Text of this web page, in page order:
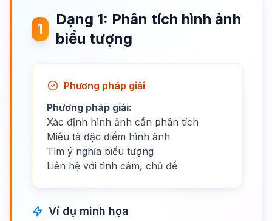
1
Dạng 1: Phân tích hình ảnh
biểu tượng
Phương pháp giải
Phương pháp giải:
Xác định hình ảnh cần phân tích
Miêu tả đặc điểm hình ảnh
Tìm ý nghĩa biểu tượng
Liên hệ với tình cảm, chủ đề
Ví dụ minh họa